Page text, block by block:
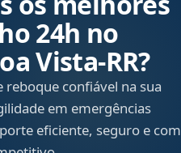
24h no
Vista‑RR?
confiável na sua
em emergências
eficiente, seguro e com